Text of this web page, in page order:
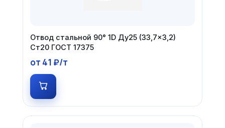
Отвод стальной 90° 1D Ду25 (33,7×3,2)
Ст20 ГОСТ 17375
от 41 ₽/т